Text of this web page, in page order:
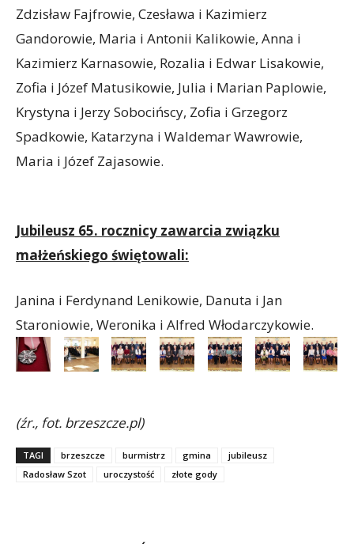
Zdzisław Fajfrowie, Czesława i Kazimierz
Gandorowie, Maria i Antonii Kalikowie, Anna i
Kazimierz Karnasowie, Rozalia i Edwar Lisakowie,
Zofia i Józef Matusikowie, Julia i Marian Paplowie,
Krystyna i Jerzy Sobocińscy, Zofia i Grzegorz
Spadkowie, Katarzyna i Waldemar Wawrowie,
Maria i Józef Zajasowie.
Jubileusz 65. rocznicy zawarcia związku
małżeńskiego świętowali:
Janina i Ferdynand Lenikowie, Danuta i Jan
Staroniowie, Weronika i Alfred Włodarczykowie.
(źr., fot. brzeszcze.pl)
TAGI brzeszcze burmistrz gmina
jubileusz
Radosław Szot
uroczystość złote gody